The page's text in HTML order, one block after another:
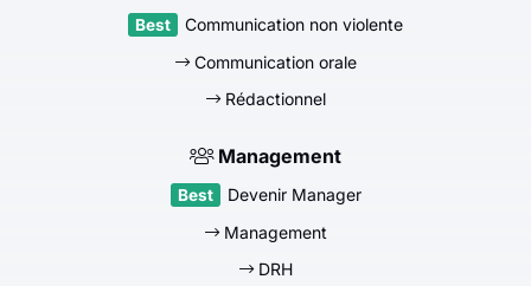
Communication non violente
Communication orale
Rédactionnel
Management
Devenir Manager
Management
DRH